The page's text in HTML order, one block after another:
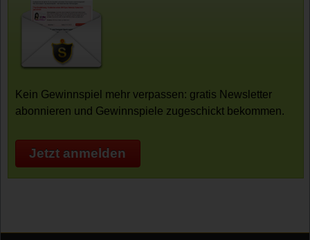
Kein Gewinnspiel mehr verpassen: gratis Newsletter
abonnieren und Gewinnspiele zugeschickt bekommen.
Jetzt anmelden